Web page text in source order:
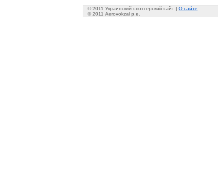
© 2011 Украинский споттерский сайт | О сайте
© 2011 Aerovokzal p.e.